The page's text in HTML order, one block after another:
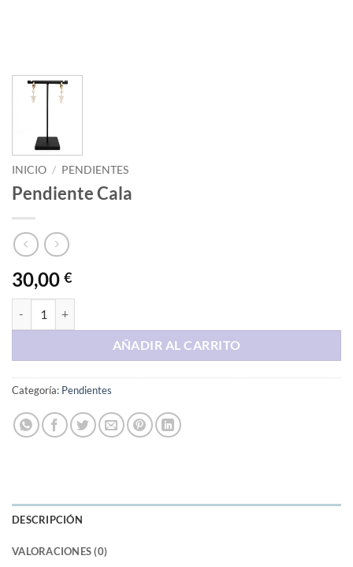
INICIO / PENDIENTES
Pendiente Cala
30,00 €
AÑADIR AL CARRITO
Categoría: Pendientes
DESCRIPCIÓN
VALORACIONES (0)